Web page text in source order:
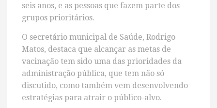
seis anos, e as pessoas que fazem parte dos
grupos prioritários.
O secretário municipal de Saúde, Rodrigo
Matos, destaca que alcançar as metas de
vacinação tem sido uma das prioridades da
administração pública, que tem não só
discutido, como também vem desenvolvendo
estratégias para atrair o público-alvo.